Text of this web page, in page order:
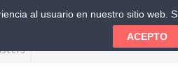
al usuario en nuestro sitio web.
ACEPTO